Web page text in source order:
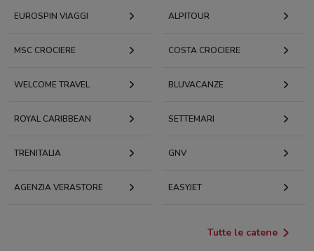
EUROSPIN VIAGGI ALPITOUR
MSC CROCIERE COSTA CROCIERE
WELCOME TRAVEL BLUVACANZE
ROYAL CARIBBEAN SETTEMARI
TRENITALIA GNV
AGENZIA VERASTORE EASYJET
Tutte le catene